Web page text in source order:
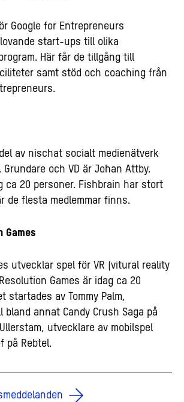
Google for Entrepreneurs
start-ups till olika
Här får de tillgång till
samt stöd och coaching från
av nischat socialt medienätverk
och VD är Johan Attby.
ca 20 personer. Fishbrain har stort
de flesta medlemmar finns.
Games
utvecklar spel för VR (vitural reality
Games är idag ca 20
startades av Tommy Palm,
annat Candy Crush Saga på
utvecklare av mobilspel
på Rebtel.